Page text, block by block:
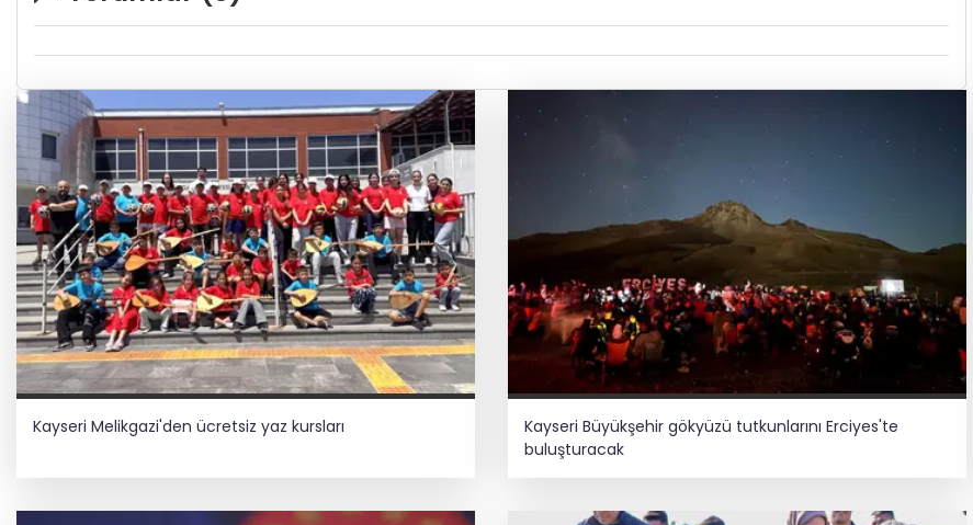
Kayseri Melikgazi'den ücretsiz yaz kursları
Kayseri Büyükşehir gökyüzü tutkunlarını Erciyes'te
buluşturacak